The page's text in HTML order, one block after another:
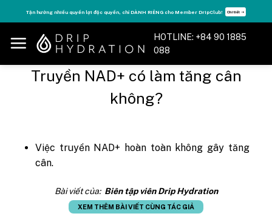
to
content
Tận hưởng nhiều quyền lợi độc quyền, chỉ DÀNH RIÊNG cho Member DripClub! Chi tiết ➝
HOTLINE: +84 90 1885
088
Truyền NAD+ có làm tăng cân
không?
Việc truyền NAD+ hoàn toàn không gây tăng
cân.
Bài viết của: Biên tập viên Drip Hydration
XEM THÊM BÀI VIẾT CÙNG TÁC GIẢ